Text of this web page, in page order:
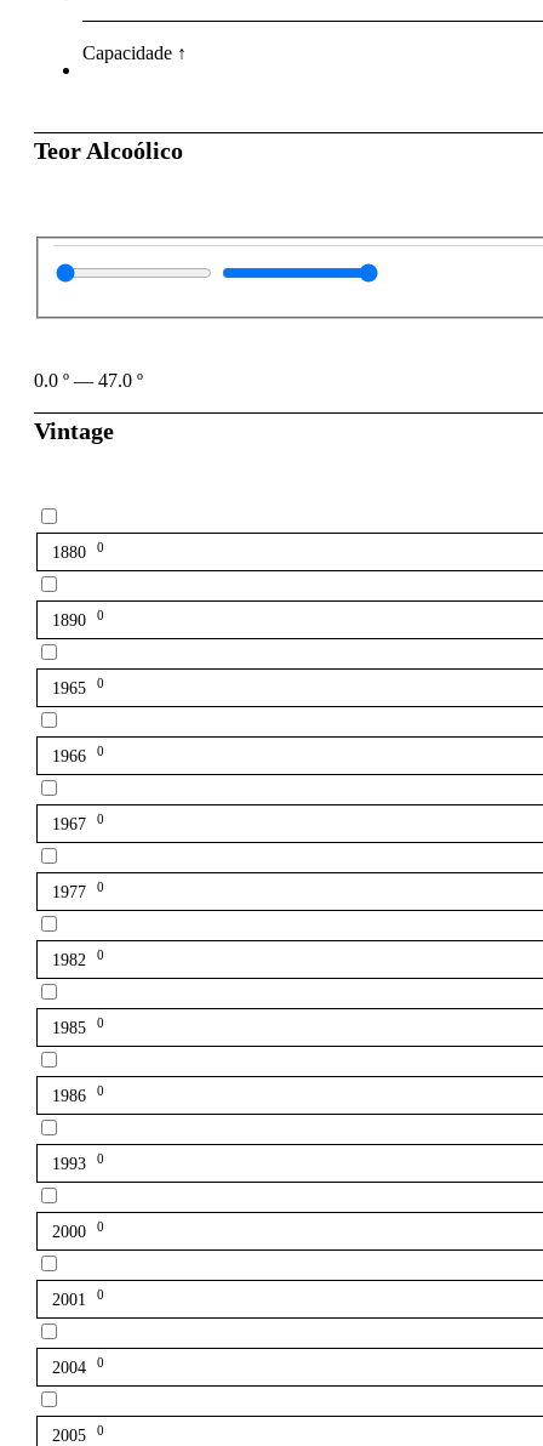
Capacidade ↑
Teor Alcoólico
0.0 º — 47.0 º
Vintage
1880 0
1890 0
1965 0
1966 0
1967 0
1977 0
1982 0
1985 0
1986 0
1993 0
2000 0
2001 0
2004 0
2005 0